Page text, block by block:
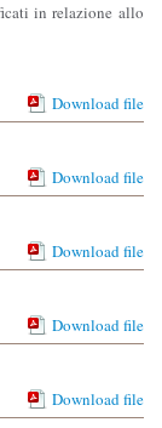
in relazione allo
Download file
Download file
Download file
Download file
Download file